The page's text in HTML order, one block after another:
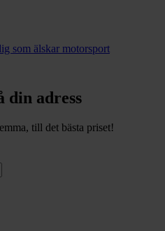
som älskar motorsport
din adress
till det bästa priset!